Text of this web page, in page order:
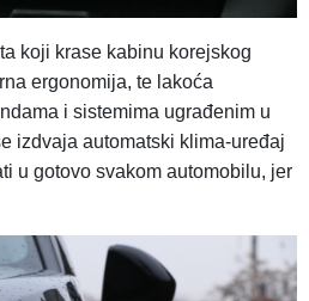
koji krase kabinu korejskog
ergonomija, te lakoća
i sistemima ugrađenim u
izdvaja automatski klima-uređaj
u gotovo svakom automobilu, jer